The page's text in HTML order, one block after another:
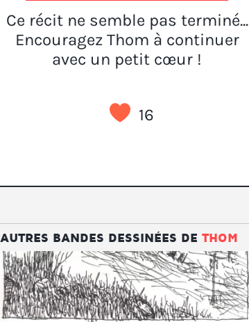
Ce récit ne semble pas terminé...
Encouragez Thom à continuer
avec un petit cœur !
16
AUTRES BANDES DESSINÉES DE THOM